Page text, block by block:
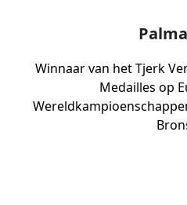
Winnaar van het Tjerk
Medailles op